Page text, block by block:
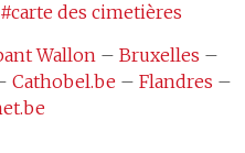
#carte des cimetières
Wallon– Bruxelles –
Cathobel.be – Flandres –